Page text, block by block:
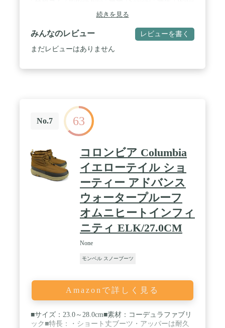
resistance level : waterproof / Style : カジュアル
続きを見る
みんなのレビュー レビューを書く
まだレビューはありません
No.7 63
コロンビア Columbia
イエローテイル ショ
ーティー アドバンス
ウォータープルーフ
オムニヒートインフィ
ニティ ELK/27.0CM
None
モンベル スノーブーツ
Amazonで詳しく見る
■サイズ：23.0～28.0cm■素材：コーデュラファブリ
ック■特長：・ショート丈ブーツ・アッパーは耐久